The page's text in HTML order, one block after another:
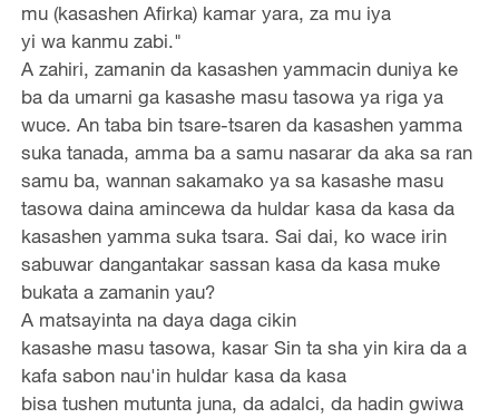
mu (kasashen Afirka) kamar yara, za mu iya
yi wa kanmu zabi."
A zahiri, zamanin da kasashen yammacin duniya ke
ba da umarni ga kasashe masu tasowa ya riga ya
wuce. An taba bin tsare-tsaren da kasashen yamma
suka tanada, amma ba a samu nasarar da aka sa ran
samu ba, wannan sakamako ya sa kasashe masu
tasowa daina amincewa da huldar kasa da kasa da
kasashen yamma suka tsara. Sai dai, ko wace irin
sabuwar dangantakar sassan kasa da kasa muke
bukata a zamanin yau?
A matsayinta na daya daga cikin
kasashe masu tasowa, kasar Sin ta sha yin kira da a
kafa sabon nau'in huldar kasa da kasa
bisa tushen mutunta juna, da adalci, da hadin gwiwa